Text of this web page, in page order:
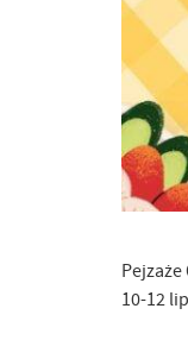
10-12